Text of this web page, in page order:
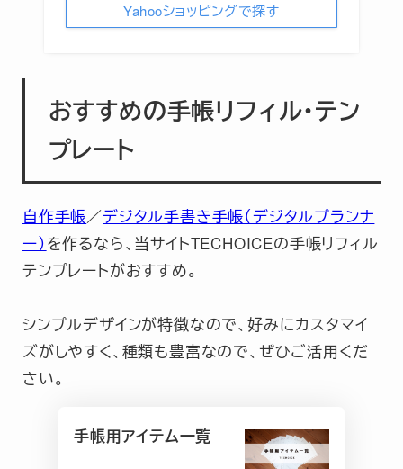
Yahooショッピングで探す
おすすめの手帳リフィル・テン
プレート
自作手帳／デジタル手書き手帳（デジタルプランナ
ー）を作るなら、当サイトTECHOICEの手帳リフィル
テンプレートがおすすめ。
シンプルデザインが特徴なので、好みにカスタマイ
ズがしやすく、種類も豊富なので、ぜひご活用くだ
さい。
手帳用アイテム一覧